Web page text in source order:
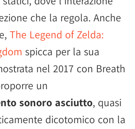
che la regola. Anche
The Legend of Zelda:
spicca per la sua
nel 2017 con Breath
un
sonoro asciutto, quasi
dicotomico con la